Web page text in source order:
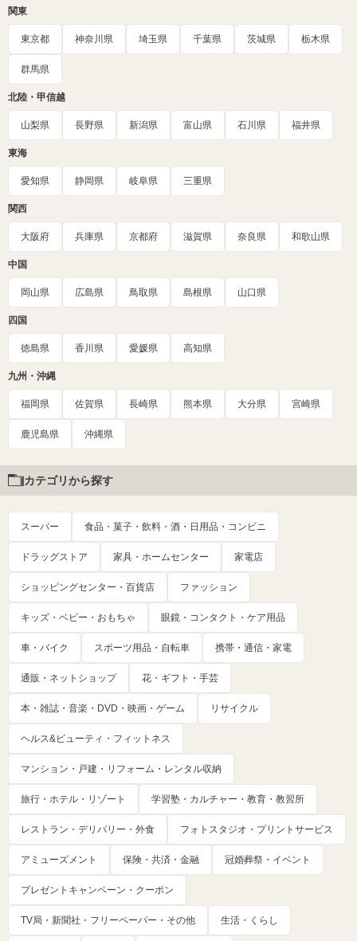
関東
東京都 神奈川県 埼玉県 千葉県 茨城県 栃木県
群馬県
北陸・甲信越
山梨県 長野県 新潟県 富山県 石川県 福井県
東海
愛知県 静岡県 岐阜県 三重県
関西
大阪府 兵庫県 京都府 滋賀県 奈良県 和歌山県
中国
岡山県 広島県 鳥取県 島根県 山口県
四国
徳島県 香川県 愛媛県 高知県
九州・沖縄
福岡県 佐賀県 長崎県 熊本県 大分県 宮崎県
鹿児島県 沖縄県
カテゴリから探す
スーパー 食品・菓子・飲料・酒・日用品・コンビニ
ドラッグストア 家具・ホームセンター 家電店
ショッピングセンター・百貨店 ファッション
キッズ・ベビー・おもちゃ 眼鏡・コンタクト・ケア用品
車・バイク スポーツ用品・自転車 携帯・通信・家電
通販・ネットショップ 花・ギフト・手芸
本・雑誌・音楽・DVD・映画・ゲーム リサイクル
ヘルス&ビューティ・フィットネス
マンション・戸建・リフォーム・レンタル収納
旅行・ホテル・リゾート 学習塾・カルチャー・教育・教習所
レストラン・デリバリー・外食 フォトスタジオ・プリントサービス
アミューズメント 保険・共済・金融 冠婚葬祭・イベント
プレゼントキャンペーン・クーポン
TV局・新聞社・フリーペーパー・その他 生活・くらし